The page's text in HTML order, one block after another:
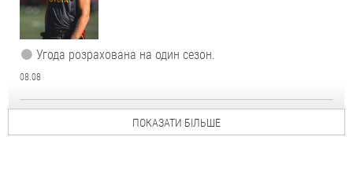
Угода розрахована на один сезон.
08.08
ПОКАЗАТИ БІЛЬШЕ